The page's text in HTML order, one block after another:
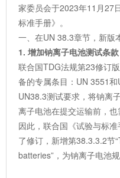
家委员会于2023年11月27
标准手册》。
一、在UN 38.3章节，新版
1. 增加钠离子电池测试条款
联合国TDG法规第23修订
备的专属条目：UN 3551
UN38.3测试要求，将钠离
离子电池在提交运输前，也
因此，联合国《试验与标
了修订，新增第38.3.3.2节
batteries”，为钠离子电池